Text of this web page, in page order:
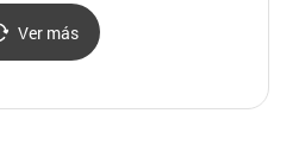
Ver más